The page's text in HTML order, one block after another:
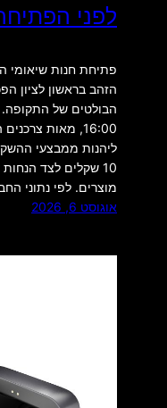
לפני
פתיחת חנות שיאומי
הזהב בראשון לציון
הבולטים של
16:00, מאות
ליהנות ממבצעי
מוצרים. לפי נתוני החברה,
אוגוסט 6, 2026